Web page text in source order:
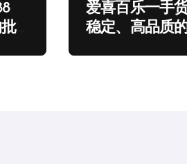
爱喜百乐一手
稳定、高品质